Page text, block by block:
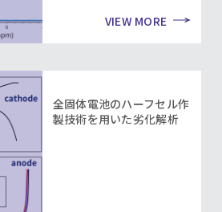
VIEW MORE
全固体電池のハーフセル作
製技術を用いた劣化解析